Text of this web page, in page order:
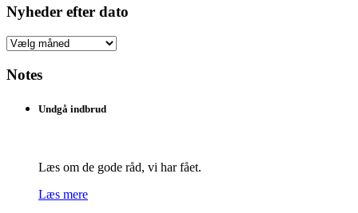
emne
Nyheder efter dato
Nyheder
dato
Notes
Undgå indbrud
Læs om de gode råd, vi har fået.
Læs mere